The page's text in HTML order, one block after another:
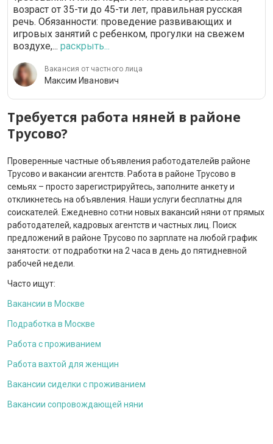
возраст от 35-ти до 45-ти лет, правильная русская
речь. Обязанности: проведение развивающих и
игровых занятий с ребенком, прогулки на свежем
воздухе,... раскрыть...
Вакансия от частного лица
Максим Иванович
Требуется работа няней в районе
Трусово?
Проверенные частные объявления работодателейв районе
Трусово и вакансии агентств. Работа в районе Трусово в
семьях – просто зарегистрируйтесь, заполните анкету и
откликнетесь на объявления. Наши услуги бесплатны для
соискателей. Ежедневно сотни новых вакансий няни от прямых
работодателей, кадровых агентств и частных лиц. Поиск
предложений в районе Трусово по зарплате на любой график
занятости: от подработки на 2 часа в день до пятидневной
рабочей недели.
Часто ищут:
Вакансии в Москве
Подработка в Москве
Работа с проживанием
Работа вахтой для женщин
Вакансии сиделки с проживанием
Вакансии сопровождающей няни